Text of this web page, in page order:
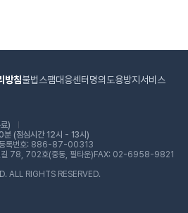
방침불법스팸대응센터 명의도용방지서비스
)
(점심시간 12시 - 13시)
등록번호: 886-87-00313
길 78, 702호(중동, 필타운) FAX: 02-6958-9821
ALL RIGHTS RESERVED.